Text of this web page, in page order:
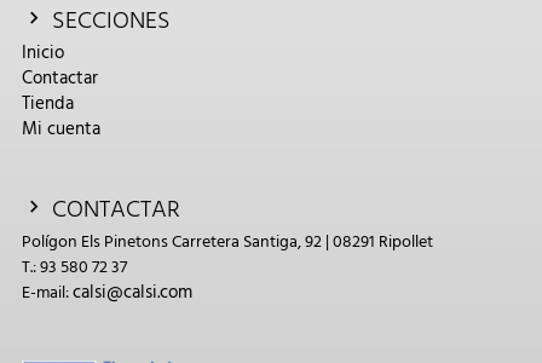
SECCIONES
Inicio
Contactar
Tienda
Mi cuenta
CONTACTAR
Polígon Els Pinetons Carretera Santiga, 92 | 08291 Ripollet
T.: 93 580 72 37
E-mail:calsi@calsi.com